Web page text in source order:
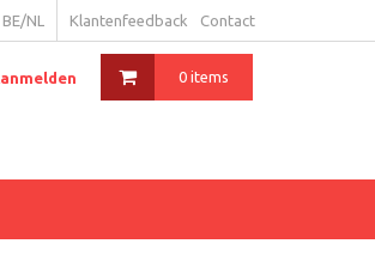
Klantenfeedback Contact
BE/NL
0 items